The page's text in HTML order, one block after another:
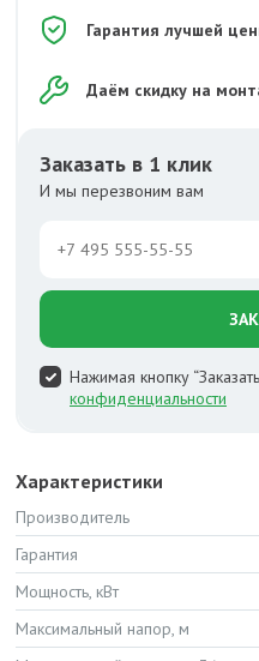
Гарантия лучшей
Даём скидку на
Заказать в 1 клик
И мы перезвоним вам
Нажимая кнопку
конфиденциальности
Характеристики
Производитель
Гарантия
Мощность, кВт
Максимальный напор, м